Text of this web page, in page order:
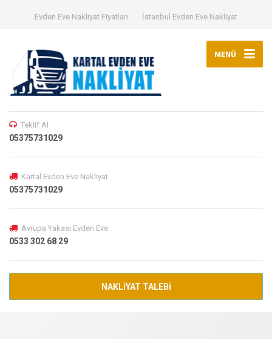
Evden Eve Nakliyat Fiyatları İstanbul Evden Eve Nakliyat
MENÜ
Teklif Al
05375731029
Kartal Evden Eve Nakliyat
05375731029
Avrupa Yakası Evden Eve
0533 302 68 29
NAKLİYAT TALEBİ